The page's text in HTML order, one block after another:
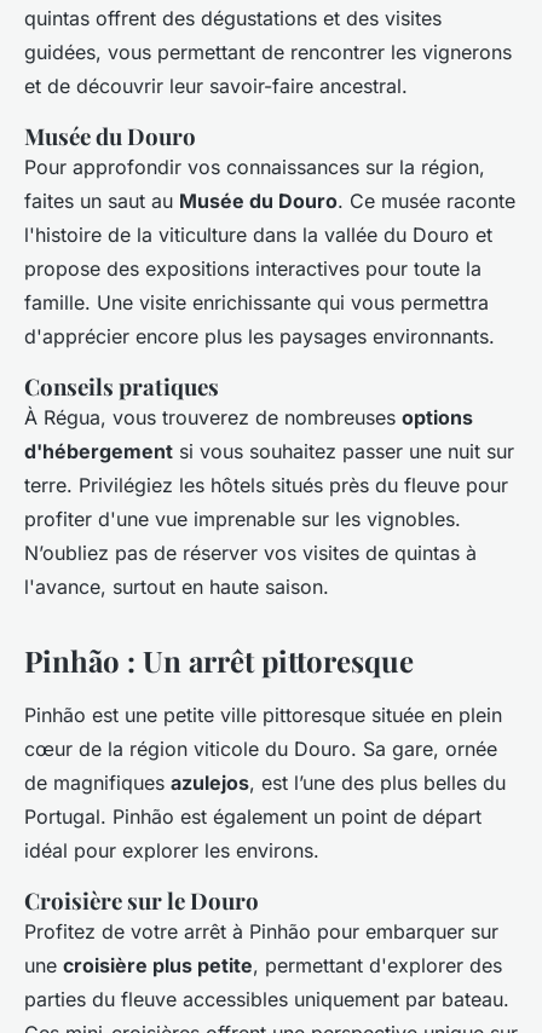
quintas offrent des dégustations et des visites
guidées, vous permettant de rencontrer les vignerons
et de découvrir leur savoir-faire ancestral.
Musée du Douro
Pour approfondir vos connaissances sur la région,
faites un saut au Musée du Douro. Ce musée raconte
l'histoire de la viticulture dans la vallée du Douro et
propose des expositions interactives pour toute la
famille. Une visite enrichissante qui vous permettra
d'apprécier encore plus les paysages environnants.
Conseils pratiques
À Régua, vous trouverez de nombreuses options
d'hébergement si vous souhaitez passer une nuit sur
terre. Privilégiez les hôtels situés près du fleuve pour
profiter d'une vue imprenable sur les vignobles.
N’oubliez pas de réserver vos visites de quintas à
l'avance, surtout en haute saison.
Pinhão : Un arrêt pittoresque
Pinhão est une petite ville pittoresque située en plein
cœur de la région viticole du Douro. Sa gare, ornée
de magnifiques azulejos, est l’une des plus belles du
Portugal. Pinhão est également un point de départ
idéal pour explorer les environs.
Croisière sur le Douro
Profitez de votre arrêt à Pinhão pour embarquer sur
une croisière plus petite, permettant d'explorer des
parties du fleuve accessibles uniquement par bateau.